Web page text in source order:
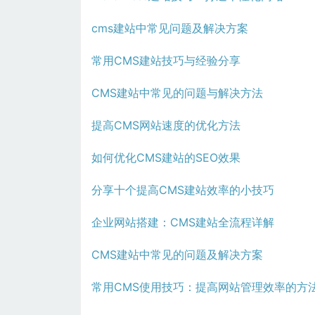
cms建站中常见问题及解决方案
常用CMS建站技巧与经验分享
CMS建站中常见的问题与解决方法
提高CMS网站速度的优化方法
如何优化CMS建站的SEO效果
分享十个提高CMS建站效率的小技巧
企业网站搭建：CMS建站全流程详解
CMS建站中常见的问题及解决方案
常用CMS使用技巧：提高网站管理效率的方